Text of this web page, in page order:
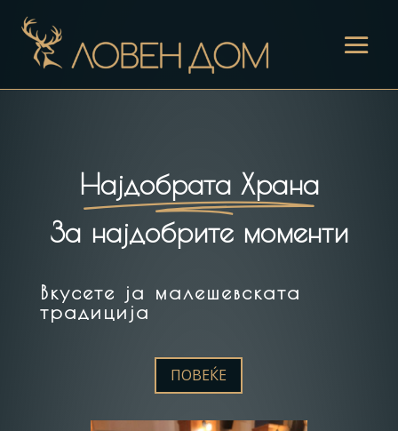
Најдобрата Храна
За најдобрите моменти
Вкусете ја малешевската
традиција
ПОВЕЌЕ